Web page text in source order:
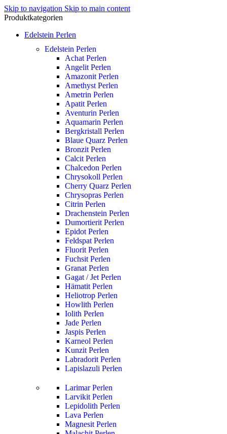
Skip to navigation Skip to main content
Produktkategorien
Edelstein Perlen
Edelstein Perlen
Achat Perlen
Angelit Perlen
Amazonit Perlen
Amethyst Perlen
Ametrin Perlen
Apatit Perlen
Aventurin Perlen
Aquamarin Perlen
Bergkristall Perlen
Blaue Quarz Perlen
Bronzit Perlen
Calcit Perlen
Chalcedon Perlen
Chrysokoll Perlen
Cherry Quarz Perlen
Chrysopras Perlen
Citrin Perlen
Drachenstein Perlen
Dumortierit Perlen
Epidot Perlen
Feldspat Perlen
Fluorit Perlen
Fuchsit Perlen
Granat Perlen
Gagat / Jet Perlen
Hämatit Perlen
Heliotrop Perlen
Howlith Perlen
Iolith Perlen
Jade Perlen
Jaspis Perlen
Karneol Perlen
Kunzit Perlen
Labradorit Perlen
Lapislazuli Perlen
Larimar Perlen
Larvikit Perlen
Lepidolith Perlen
Lava Perlen
Magnesit Perlen